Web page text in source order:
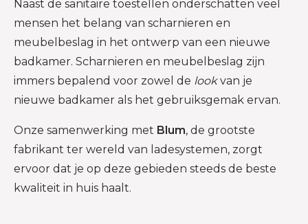
Naast de sanitaire toestellen onderschatten veel
mensen het belang van scharnieren en
meubelbeslag in het ontwerp van een nieuwe
badkamer. Scharnieren en meubelbeslag zijn
immers bepalend voor zowel de lookvan je
nieuwe badkamer als het gebruiksgemak ervan.
Onze samenwerking met Blum, de grootste
fabrikant ter wereld van ladesystemen, zorgt
ervoor dat je op deze gebieden steeds de beste
kwaliteit in huis haalt.